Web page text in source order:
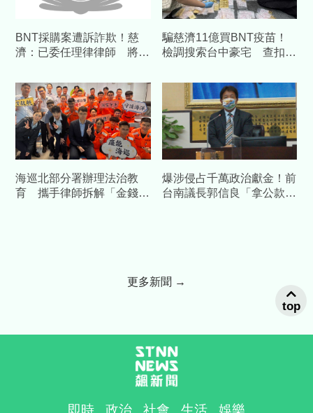
BNT採購案遭訴詐欺！慈
濟：已委任理律律師 將採
騙慈濟11億買BNT疫苗！
檢調搜索台中豪宅 查扣逾
海巡北部分署辦理法治教
育 攜手律師拆解「金錢美
爆涉侵占千萬政治獻金！前
台南議長郭信良「拿公款補
更多新聞 →
即時 政治 社會 生活 娛樂
top